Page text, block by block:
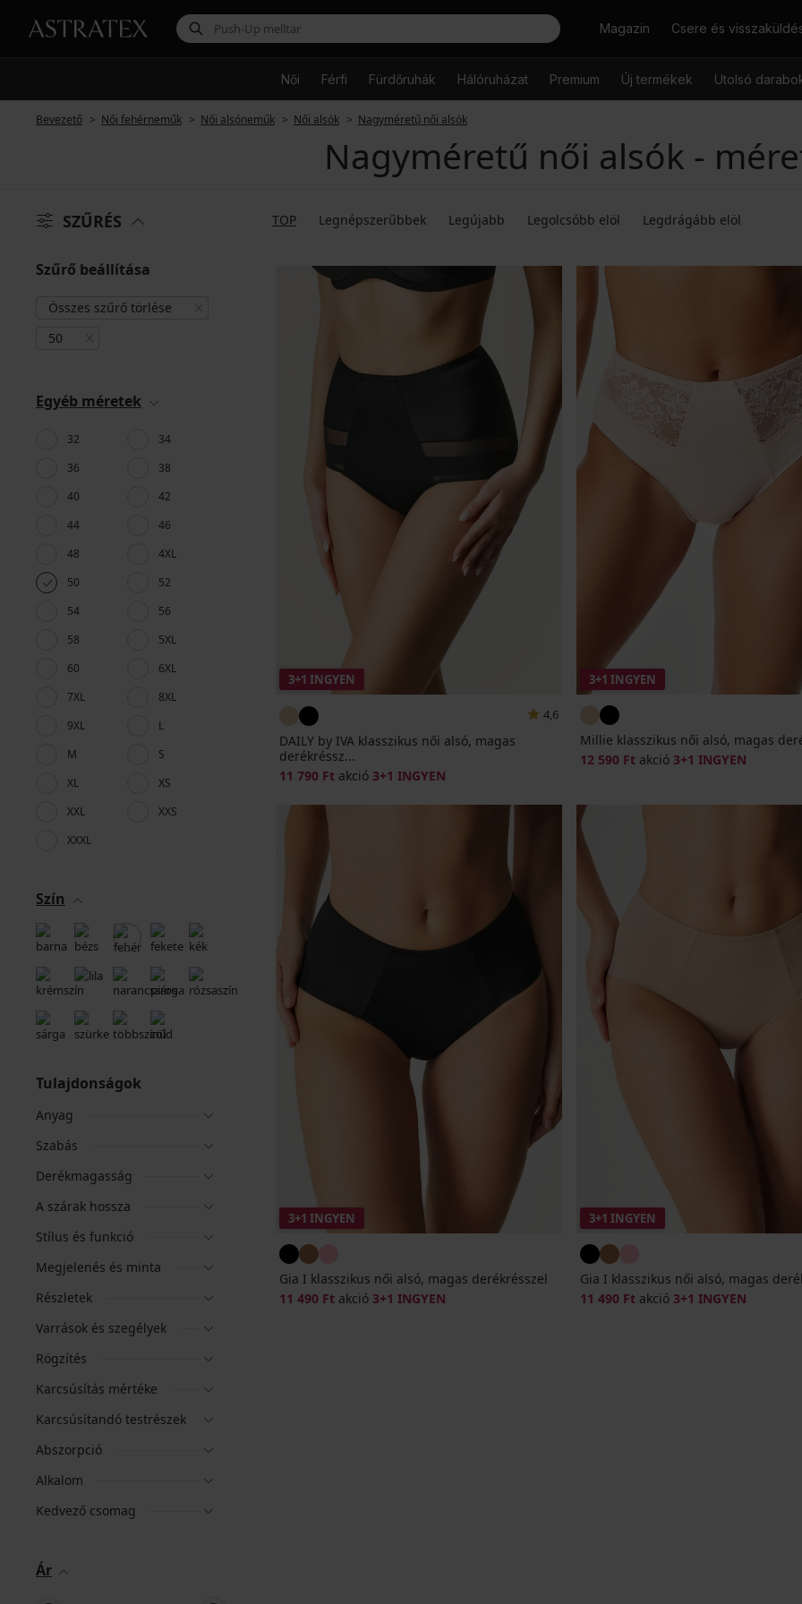
KeresésMagazin Csere és
Női Férfi Fürdőruhák Hálóruházat Premium Új termékek Utolsó
Bevezető Női fehérneműk Női alsóneműk Női alsók Nagyméretű női alsók
Nagyméretű női alsók -
SZŰRÉS TOP Legnépszerűbbek Legújabb Legolcsóbb elöl Legdrágább elöl
Szűrő beállítása
Összes szűrő törlése
50
Egyéb méretek
32
34
36
38
40
42
44
46
48
4XL
50
52
54
56
58
5XL
60
6XL
7XL
8XL
9XL
L
M
S
XL
XS
XXL
XXS
XXXL
Szín
Tulajdonságok
Anyag
Szabás
Derékmagasság
A szárak hossza
Stílus és funkció
Megjelenés és minta
Részletek
Varrások és szegélyek
Rögzítés
Karcsúsítás mértéke
Karcsúsítandó testrészek
Abszorpció
Alkalom
Kedvező csomag
Ár
3+1 INGYEN
4,6
DAILY by IVA klasszikus női alsó, magas
derékréssz...
11 790 Ft akció 3+1 INGYEN
3+1 INGYEN
Millie klasszikus női alsó, magas
12 590 Ft akció 3+1 INGYEN
3+1 INGYEN
Gia I klasszikus női alsó, magas derékrésszel
11 490 Ft akció 3+1 INGYEN
3+1 INGYEN
Gia I klasszikus női alsó, magas
11 490 Ft akció 3+1 INGYEN